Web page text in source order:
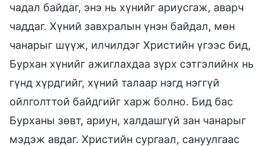
чадал байдаг, энэ нь хүнийг ариусгаж, аварч
чаддаг. Хүний завхралын үнэн байдал, мөн
чанарыг шүүж, илчилдэг Христийн үгээс бид,
Бурхан хүнийг ажиглахдаа зүрх сэтгэлийнх нь
гүнд хүрдгийг, хүний талаар нэгд нэггүй
ойлголттой байдгийг харж болно. Бид бас
Бурханы зөвт, ариун, халдашгүй зан чанарыг
мэдэж авдаг. Христийн сургаал, сануулгаас